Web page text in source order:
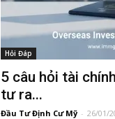
Hỏi Đáp
5 câu hỏi tài
tư ra...
Đầu Tư Định Cư Mỹ - 26/01/